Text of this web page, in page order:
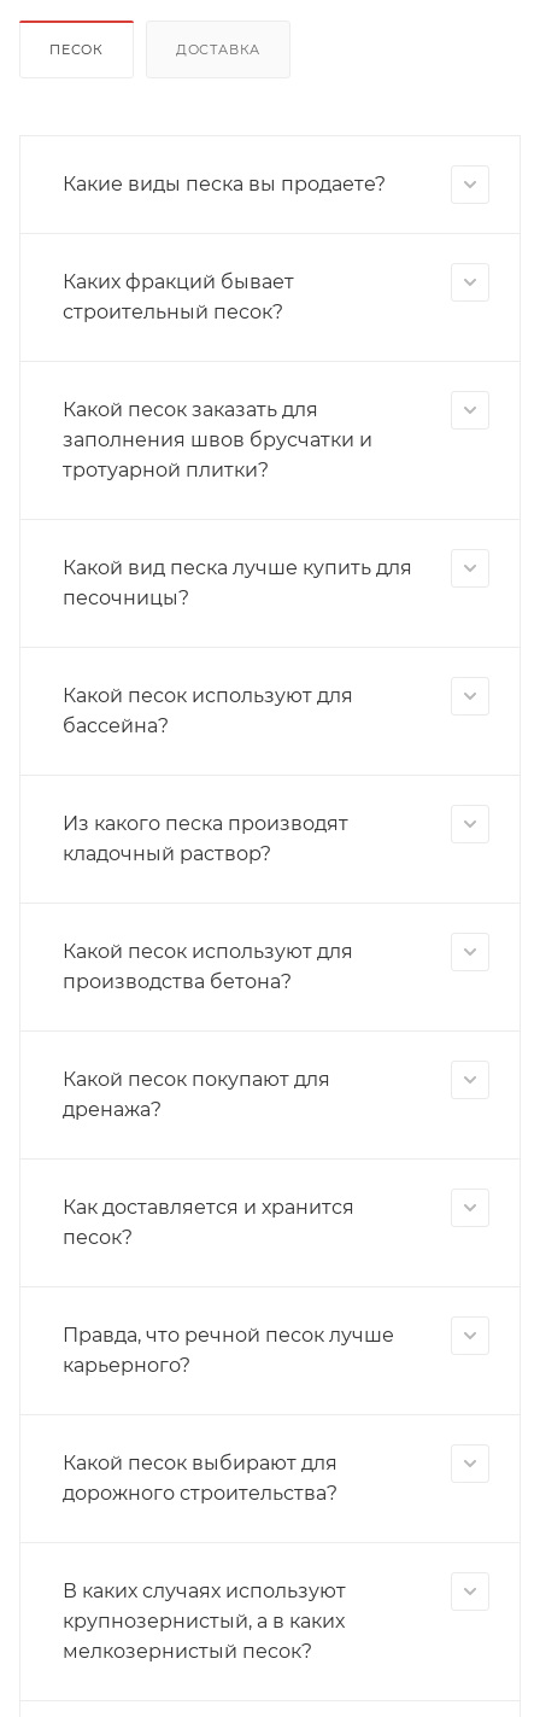
ПЕСОК ДОСТАВКА
Какие виды песка вы продаете?
Каких фракций бывает
строительный песок?
Какой песок заказать для
заполнения швов брусчатки и
тротуарной плитки?
Какой вид песка лучше купить для
песочницы?
Какой песок используют для
бассейна?
Из какого песка производят
кладочный раствор?
Какой песок используют для
производства бетона?
Какой песок покупают для
дренажа?
Как доставляется и хранится
песок?
Правда, что речной песок лучше
карьерного?
Какой песок выбирают для
дорожного строительства?
В каких случаях используют
крупнозернистый, а в каких
мелкозернистый песок?